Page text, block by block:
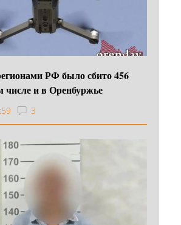
РФ было сбито 456
и в Оренбуржье
3